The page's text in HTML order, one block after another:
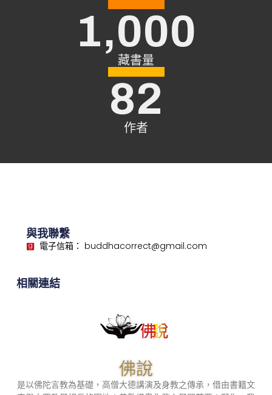
藏書量
1,000
作者
82
佛說
是以佛陀言教為基礎，高僧大德講演及身教之傳承，借由書籍文
與我聯繫
電子信箱： buddhacorrect@gmail.com
相關連結